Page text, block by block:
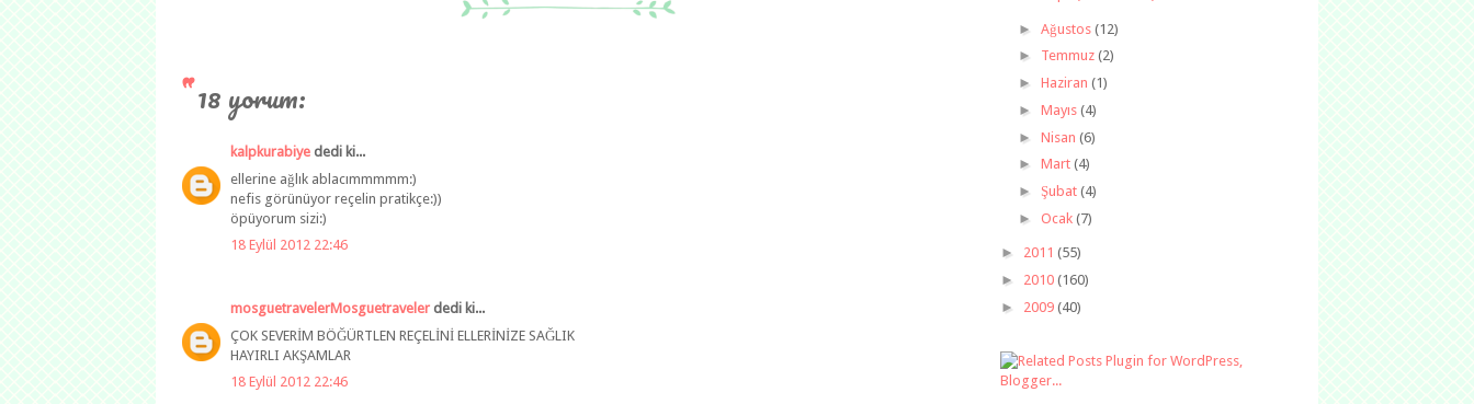
18 yorum:
kalpkurabiye dedi ki...
ellerine ağlık ablacımmmmm:)
nefis görünüyor reçelin pratikçe:))
öpüyorum sizi:)
18 Eylül 2012 22:46
mosguetravelerMosguetraveler dedi ki...
ÇOK SEVERİM BÖĞÜRTLEN REÇELİNİ ELLERİNİZE SAĞLIK
HAYIRLI AKŞAMLAR
18 Eylül 2012 22:46
► Ağustos (12)
► Temmuz (2)
► Haziran (1)
► Mayıs (4)
► Nisan (6)
► Mart (4)
► Şubat (4)
► Ocak (7)
► 2011 (55)
► 2010 (160)
► 2009 (40)